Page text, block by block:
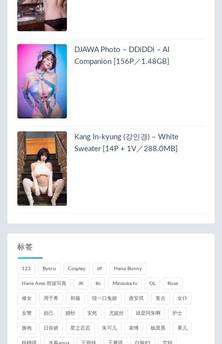
DJAWA Photo – DDiDDi – AI
Companion [156P／1.48GB]
Kang In-kyung (강인경) – White
Sweater [14P + 1V／288.0MB]
标签
123 Byoru Cosplay df Hana Bunny
Hane Ame 雨波写真 JK lin Minisuka.tv OL Rose
修女 周于希 和服 咬一口兔娘 唐安琪 复古 女仆
女警 妲己 婚纱 安然 尤妮丝 就是阿朱啊 护士
旗袍 日奈娇 星之迟迟 朱可儿 束缚 杨晨晨 果儿
桜桃喵 水淼aqua 王雨纯 王馨瑶 白银81 空姐